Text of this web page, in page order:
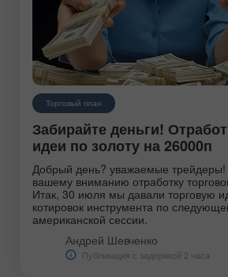
Торговый план
Забирайте деньги!
идеи по золоту на 26000п
Добрый день? уважаемые
вашему вниманию отработку
Итак, 30 июля мы давали торговую
котировок инструмента по
американской сессии.
Андрей Шевченко
Публикация с задержкой 2 часа